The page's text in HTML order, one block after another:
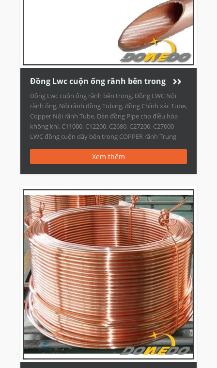
Đồng Lwc cuộn ống rãnh bên trong
Đồng Lwc cuộn ống rãnh bên trong, Đồng LWC Nội
rãnh ống, Nội rãnh đồng Tubing, đồng Chính xác Tube,
Copper Nội rãnh Tube, Dàn đồng Pipe cho điều hòa
không khí, C11000, C12200, C2680, C27200, C27000
LWC đồng cuộn dây bên trong COPPER rãnh Trung
Xem thêm